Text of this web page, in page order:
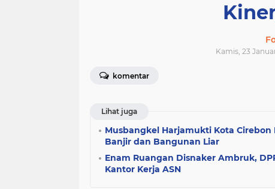
Kamis, 23
komentar
Lihat juga
Musbangkel Harjamukti Kota Cirebon
Banjir dan Bangunan Liar
Enam Ruangan Disnaker Ambruk,
Kantor Kerja ASN